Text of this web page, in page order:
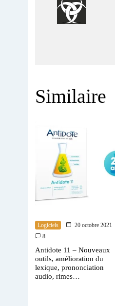
Similaire
Logiciels
20 octobre 2021
8
Antidote 11 – Nouveaux
outils, amélioration du
lexique, prononciation
audio, rimes…